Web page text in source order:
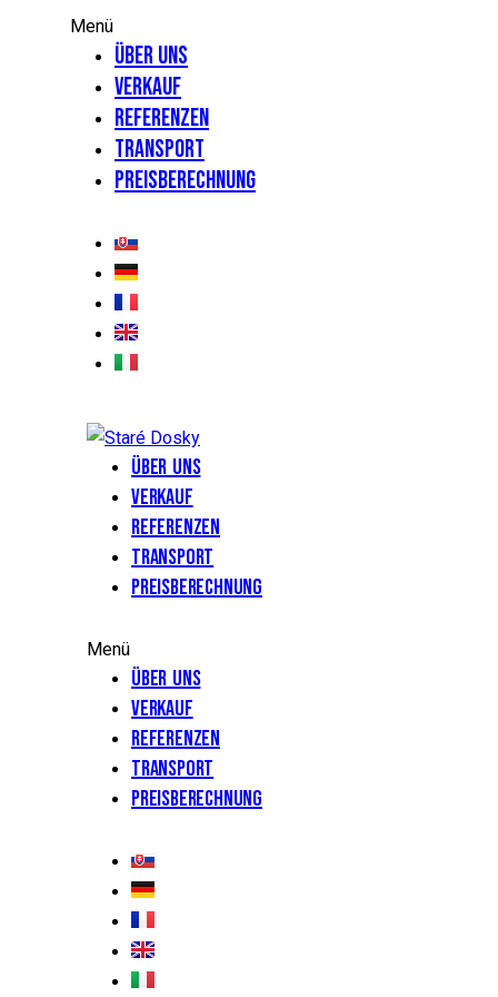
Menü
Über uns
Verkauf
Referenzen
Transport
Preisberechnung
Über uns
Verkauf
Referenzen
Transport
Preisberechnung
Menü
Über uns
Verkauf
Referenzen
Transport
Preisberechnung